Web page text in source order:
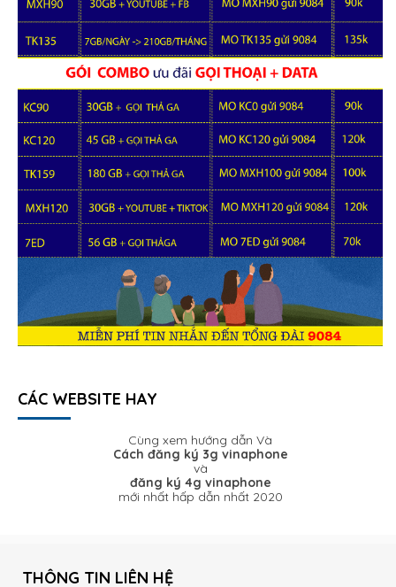
CÁC WEBSITE HAY
Cùng xem hướng dẫn Và
Cách đăng ký 3g vinaphone
và
đăng ký 4g vinaphone
mới nhất hấp dẫn nhất 2020
THÔNG TIN LIÊN HỆ